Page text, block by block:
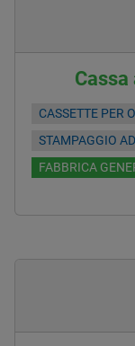
CASSETTE PER
STAMPAGGIO
FABBRICA